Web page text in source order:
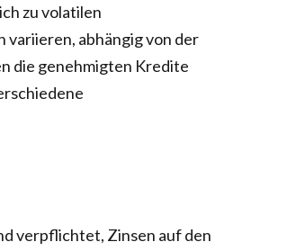
zu volatilen
abhängig von der
die genehmigten Kredite
verpflichtet, Zinsen auf den